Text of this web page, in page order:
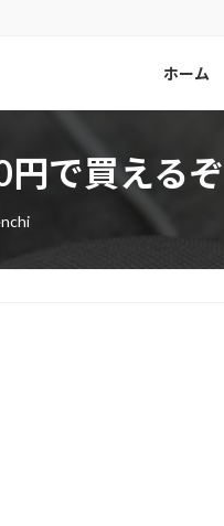
ホーム
で買えるぞ